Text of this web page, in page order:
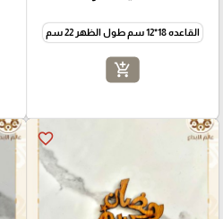
القاعده 18*12 سم طول الظهر 22 سم
add_shopping_cart
favorite_border